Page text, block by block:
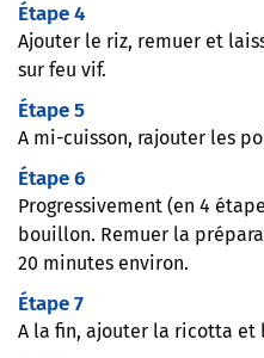
Étape 4
Ajouter le riz, remuer et
sur feu vif.
Étape 5
A mi-cuisson, rajouter les
Étape 6
Progressivement (en 4
bouillon. Remuer la
20 minutes environ.
Étape 7
A la fin, ajouter la ricotta et